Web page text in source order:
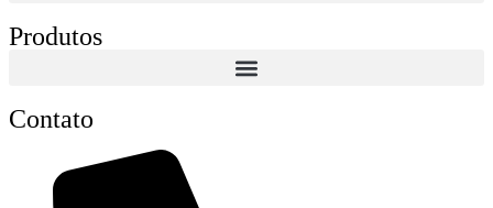
Produtos
Contato